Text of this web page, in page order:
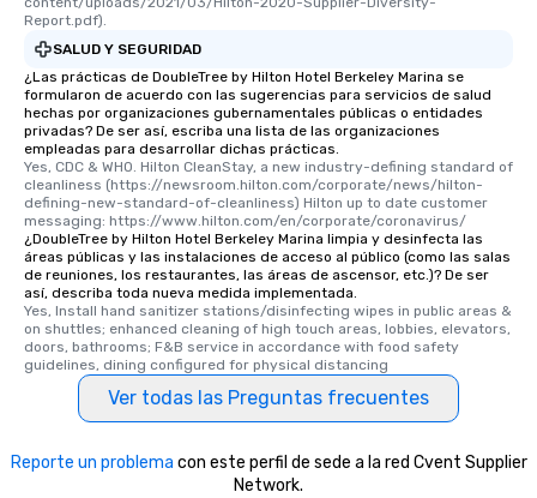
Report.pdf).
SALUD Y SEGURIDAD
¿Las prácticas de DoubleTree by Hilton Hotel Berkeley Marina se
formularon de acuerdo con las sugerencias para servicios de salud
hechas por organizaciones gubernamentales públicas o entidades
privadas? De ser así, escriba una lista de las organizaciones
empleadas para desarrollar dichas prácticas.
Yes, CDC & WHO. Hilton CleanStay, a new industry-defining standard of
cleanliness (https://newsroom.hilton.com/corporate/news/hilton-
defining-new-standard-of-cleanliness) Hilton up to date customer
messaging: https://www.hilton.com/en/corporate/coronavirus/
¿DoubleTree by Hilton Hotel Berkeley Marina limpia y desinfecta las
áreas públicas y las instalaciones de acceso al público (como las salas
de reuniones, los restaurantes, las áreas de ascensor, etc.)? De ser
así, describa toda nueva medida implementada.
Yes, Install hand sanitizer stations/disinfecting wipes in public areas &
on shuttles; enhanced cleaning of high touch areas, lobbies, elevators,
doors, bathrooms; F&B service in accordance with food safety
guidelines, dining configured for physical distancing
Ver todas las Preguntas frecuentes
Reporte un problema con este perfil de sede a la red Cvent Supplier
Network.